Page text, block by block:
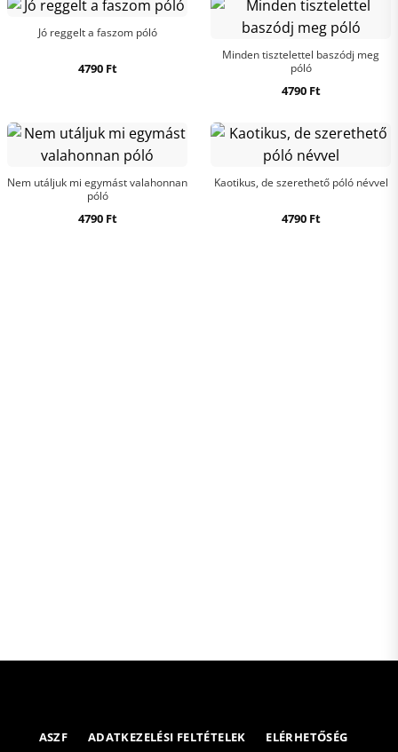
Jó reggelt a faszom póló
4790 Ft
Minden tisztelettel baszódj meg
póló
4790 Ft
Nem utáljuk mi egymást valahonnan
póló
4790 Ft
Kaotikus, de szerethető póló névvel
4790 Ft
ASZF ADATKEZELÉSI FELTÉTELEK ELÉRHETŐSÉG